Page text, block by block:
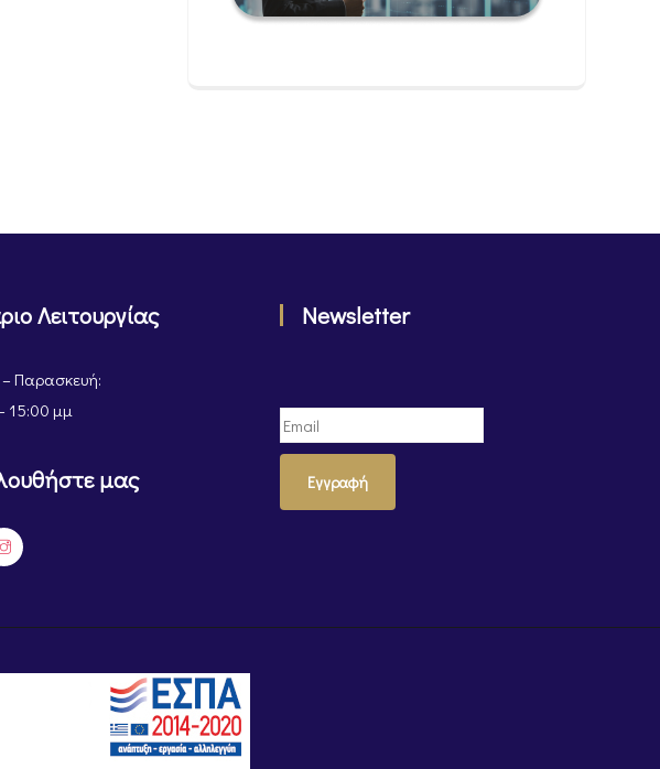
Λειτουργίας
Παρασκευή:
15:00 μμ
μας
Newsletter
Εγγραφή